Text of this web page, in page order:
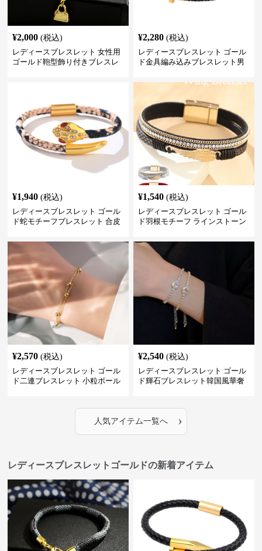
¥2,000 (税込)
レディースブレスレット 女性用
ゴールド鞄型飾り付きブレスレ
¥2,280 (税込)
レディースブレスレット ゴール
ド金具編み込みブレスレット男
¥1,940 (税込)
レディースブレスレット ゴール
ド蛇モチーフブレスレット 合皮
¥1,540 (税込)
レディースブレスレット ゴール
ド羽根モチーフ ラインストーン
¥2,570 (税込)
レディースブレスレット ゴール
ド二連ブレスレット 小粒ボール
¥2,540 (税込)
レディースブレスレット ゴール
ド輝石ブレスレット韓国風華奢
人気アイテム一覧へ ›
レディースブレスレットゴールドの新着アイテム